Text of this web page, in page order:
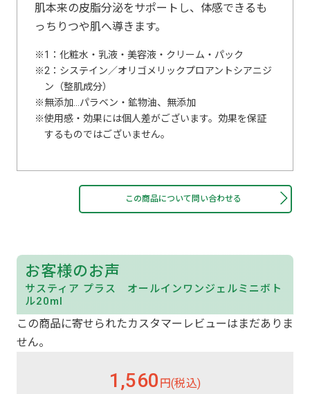
肌本来の皮脂分泌をサポートし、体感できるも
っちりつや肌へ導きます。
1：化粧水・乳液・美容液・クリーム・パック
2：システイン／オリゴメリックプロアントシアニジ
ン（整肌成分）
無添加…パラベン・鉱物油、無添加
使用感・効果には個人差がございます。効果を保証
するものではございません。
この商品について問い合わせる
お客様のお声
サスティア プラス オールインワンジェルミニボト
ル20ml
この商品に寄せられたカスタマーレビューはまだありま
せん。
1,560 円(税込)